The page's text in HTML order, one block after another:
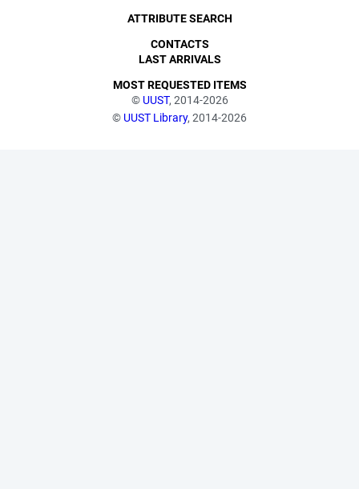
© UUST, 2014-2026
© UUST Library, 2014-2026
ATTRIBUTE SEARCH
CONTACTS
LAST ARRIVALS
MOST REQUESTED ITEMS